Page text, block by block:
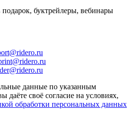
буктрейлеры, вебинары
данные по указанным
даёте своё согласие на условиях,
обработки персональных данных